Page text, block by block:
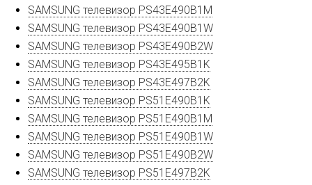
SAMSUNG телевизор PS43E490B1M
SAMSUNG телевизор PS43E490B1W
SAMSUNG телевизор PS43E490B2W
SAMSUNG телевизор PS43E495B1K
SAMSUNG телевизор PS43E497B2K
SAMSUNG телевизор PS51E490B1K
SAMSUNG телевизор PS51E490B1M
SAMSUNG телевизор PS51E490B1W
SAMSUNG телевизор PS51E490B2W
SAMSUNG телевизор PS51E497B2K